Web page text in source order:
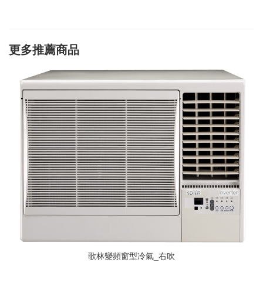
更多推薦商品
歌林變頻窗型冷氣_右吹